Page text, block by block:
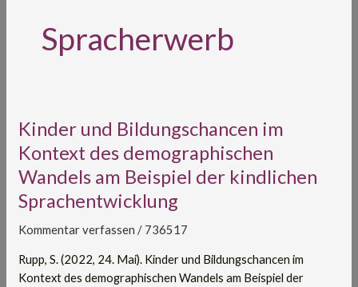
Spracherwerb
Kinder und Bildungschancen im
Kontext des demographischen
Wandels am Beispiel der kindlichen
Sprachentwicklung
Kommentar verfassen / 736517
Rupp, S. (2022, 24. Mai). Kinder und Bildungschancen im
Kontext des demographischen Wandels am Beispiel der
Kinder
und
Bildungschancen
im
Kontext
demographischen
Wandels
am